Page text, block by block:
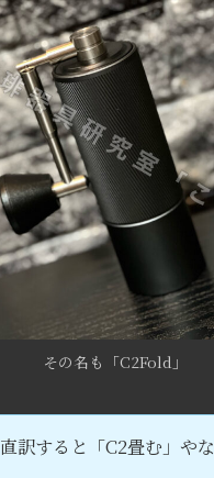
その名も「C2Fold」
直訳すると「C2畳む」やな